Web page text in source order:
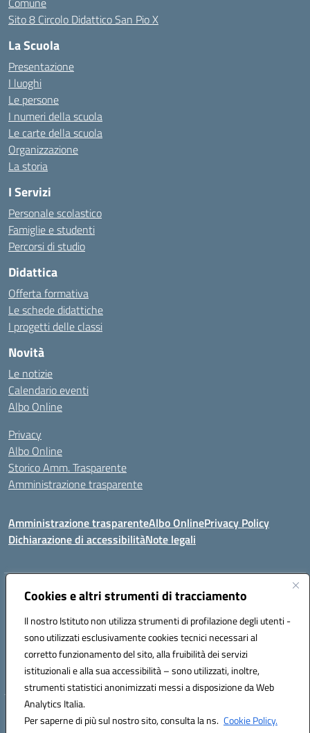
Cookies e altri strumenti di tracciamento
Il nostro Istituto non utilizza strumenti di profilazione degli utenti -
sono utilizzati esclusivamente cookies tecnici necessari al
corretto funzionamento del sito, alla fruibilità dei servizi
istituzionali e alla sua accessibilità – sono utilizzati, inoltre,
strumenti statistici anonimizzati messi a disposizione da Web
Analytics Italia.
Per saperne di più sul nostro sito, consulta la ns. Cookie Policy.
Sito 8 Circolo Didattico San Pio X
La Scuola
Presentazione
I luoghi
Le persone
I numeri della scuola
Le carte della scuola
Organizzazione
La storia
I Servizi
Personale scolastico
Famiglie e studenti
Percorsi di studio
Didattica
Offerta formativa
Le schede didattiche
I progetti delle classi
Novità
Le notizie
Calendario eventi
Albo Online
Privacy
Albo Online
Storico Amm. Trasparente
Amministrazione trasparente
Amministrazione trasparenteAlbo OnlinePrivacy Policy
Dichiarazione di accessibilitàNote legali
Indirizzo:Via Mastelloni - Viale Colombo 71121 Foggia
Posta elettronica certificata (PEC):fgic885004@pec.istruzione.it
Codice fiscale: 94118760712
Codice meccanografico: FGIC885004
Hosting & Powered by 3D Solution S.r.l.